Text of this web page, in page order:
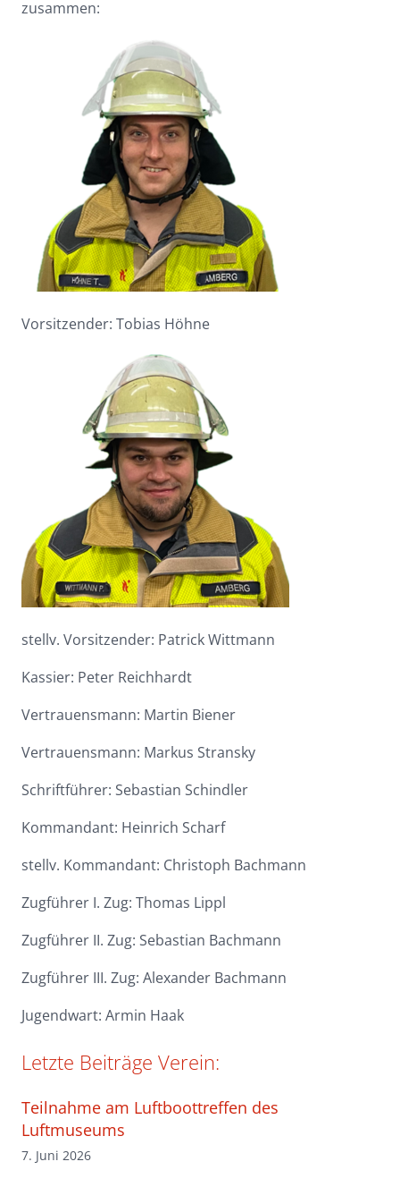
zusammen:
Vorsitzender: Tobias Höhne
stellv. Vorsitzender: Patrick Wittmann
Kassier: Peter Reichhardt
Vertrauensmann: Martin Biener
Vertrauensmann: Markus Stransky
Schriftführer: Sebastian Schindler
Kommandant: Heinrich Scharf
stellv. Kommandant: Christoph Bachmann
Zugführer I. Zug: Thomas Lippl
Zugführer II. Zug: Sebastian Bachmann
Zugführer III. Zug: Alexander Bachmann
Jugendwart: Armin Haak
Letzte Beiträge Verein:
Teilnahme am Luftboottreffen des
Luftmuseums
7. Juni 2026